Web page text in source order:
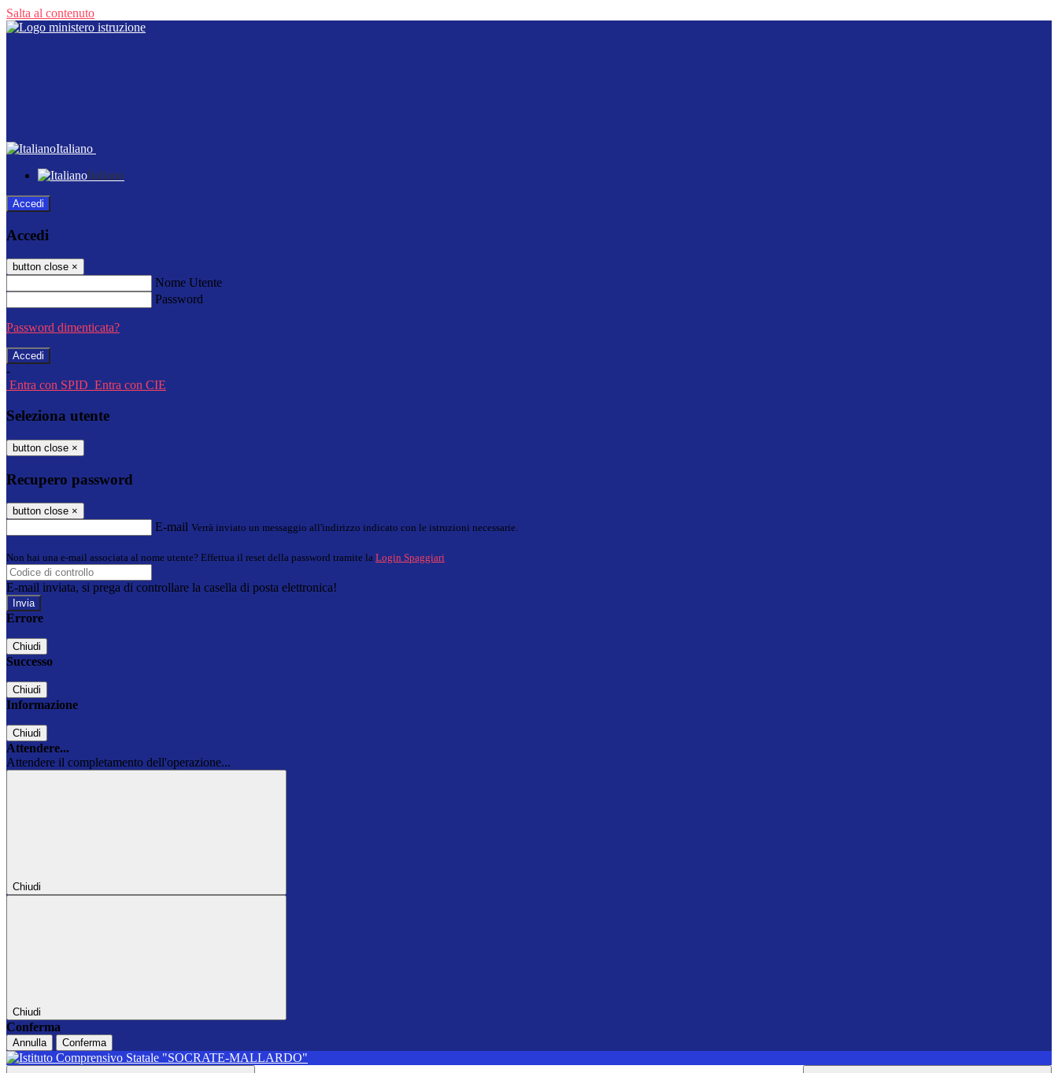
Salta al contenuto
Italiano
Italiano
Accedi
Accedi
button close ×
Nome Utente
Password
Password dimenticata?
-
Entra con SPID Entra con CIE
Seleziona utente
button close ×
Recupero password
button close ×
E-mail Verrà inviato un messaggio all'indirizzo indicato con le istruzioni necessarie.
Non hai una e-mail associata al nome utente? Effettua il reset della password tramite la Login Spaggiari
E-mail inviata, si prega di controllare la casella di posta elettronica!
Errore
Chiudi
Successo
Chiudi
Informazione
Chiudi
Attendere...
Attendere il completamento dell'operazione...
Chiudi
Chiudi
Conferma
Annulla Conferma